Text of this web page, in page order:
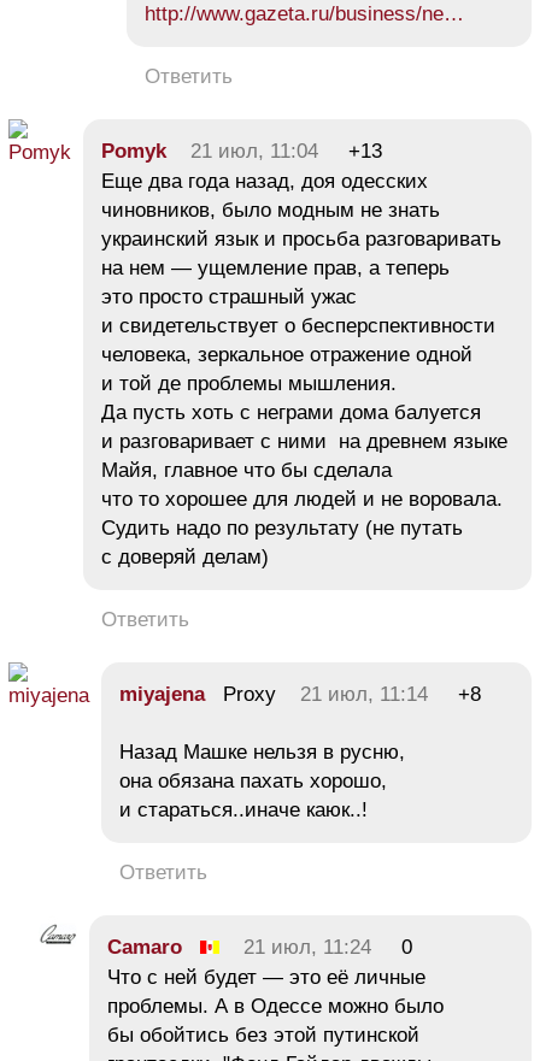
http://www.gazeta.ru/business/ne…
Ответить
Pomyk 21 июл, 11:04
+13
Еще два года назад, доя одесских
чиновников, было модным не знать
украинский язык и просьба разговаривать
на нем — ущемление прав, а теперь
это просто страшный ужас
и свидетельствует о бесперспективности
человека, зеркальное отражение одной
и той де проблемы мышления.
Да пусть хоть с неграми дома балуется
и разговаривает с ними на древнем языке
Майя, главное что бы сделала
что то хорошее для людей и не воровала.
Судить надо по результату (не путать
с доверяй делам)
Ответить
miyajenaProxy 21 июл, 11:14 +8
Назад Машке нельзя в русню,
она обязана пахать хорошо,
и стараться..иначе каюк..!
Ответить
Camaro 21 июл, 11:24
0
Что с ней будет — это её личные
проблемы. А в Одессе можно было
бы обойтись без этой путинской